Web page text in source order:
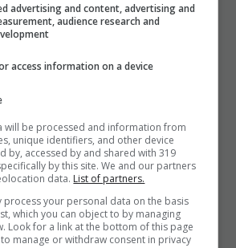
Di Una Nuova Moda
Cambiare Il Tabacco
2025
advertising and content, advertising and
audience research and
access information on a device
will be processed and information from
unique identifiers, and other device
by, accessed by and shared with 319
by this site. We and our partners
data. List of partners.
process your personal data on the basis
which you can object to by managing
Look for a link at the bottom of this page
manage or withdraw consent in privacy